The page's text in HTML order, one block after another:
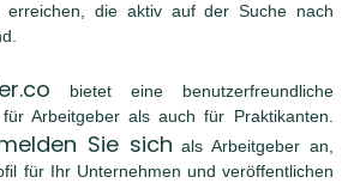
erreichen, die aktiv auf der Suche nach
bietet eine benutzerfreundliche
Arbeitgeber als auch für Praktikanten.
Sie sich als Arbeitgeber an,
für Ihr Unternehmen und veröffentlichen